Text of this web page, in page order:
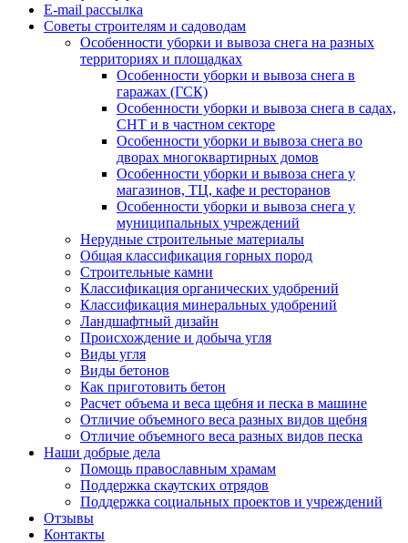
E-mail рассылка
Советы строителям и садоводам
Особенности уборки и вывоза снега на разных
территориях и площадках
Особенности уборки и вывоза снега в
гаражах (ГСК)
Особенности уборки и вывоза снега в садах,
СНТ и в частном секторе
Особенности уборки и вывоза снега во
дворах многоквартирных домов
Особенности уборки и вывоза снега у
магазинов, ТЦ, кафе и ресторанов
Особенности уборки и вывоза снега у
муниципальных учреждений
Нерудные строительные материалы
Общая классификация горных пород
Строительные камни
Классификация органических удобрений
Классификация минеральных удобрений
Ландшафтный дизайн
Происхождение и добыча угля
Виды угля
Виды бетонов
Как приготовить бетон
Расчет объема и веса щебня и песка в машине
Отличие объемного веса разных видов щебня
Отличие объемного веса разных видов песка
Наши добрые дела
Помощь православным храмам
Поддержка скаутских отрядов
Поддержка социальных проектов и учреждений
Отзывы
Контакты